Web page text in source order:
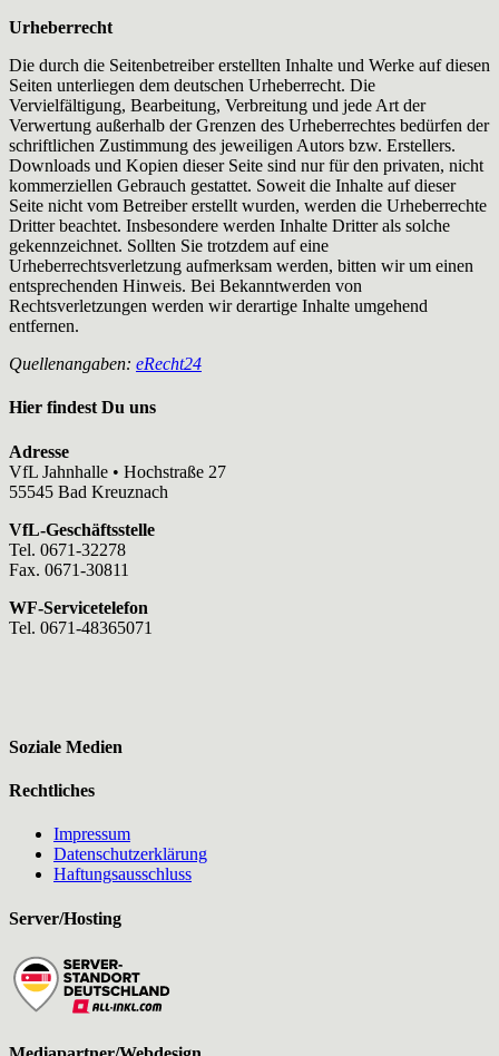
Urheberrecht
Die durch die Seitenbetreiber erstellten Inhalte und Werke auf diesen
Seiten unterliegen dem deutschen Urheberrecht. Die
Vervielfältigung, Bearbeitung, Verbreitung und jede Art der
Verwertung außerhalb der Grenzen des Urheberrechtes bedürfen der
schriftlichen Zustimmung des jeweiligen Autors bzw. Erstellers.
Downloads und Kopien dieser Seite sind nur für den privaten, nicht
kommerziellen Gebrauch gestattet. Soweit die Inhalte auf dieser
Seite nicht vom Betreiber erstellt wurden, werden die Urheberrechte
Dritter beachtet. Insbesondere werden Inhalte Dritter als solche
gekennzeichnet. Sollten Sie trotzdem auf eine
Urheberrechtsverletzung aufmerksam werden, bitten wir um einen
entsprechenden Hinweis. Bei Bekanntwerden von
Rechtsverletzungen werden wir derartige Inhalte umgehend
entfernen.
Quellenangaben: eRecht24
Hier findest Du uns
Adresse
VfL Jahnhalle • Hochstraße 27
55545 Bad Kreuznach
VfL-Geschäftsstelle
Tel. 0671-32278
Fax. 0671-30811
WF-Servicetelefon
Tel. 0671-48365071
Soziale Medien
Rechtliches
Impressum
Datenschutzerklärung
Haftungsausschluss
Server/Hosting